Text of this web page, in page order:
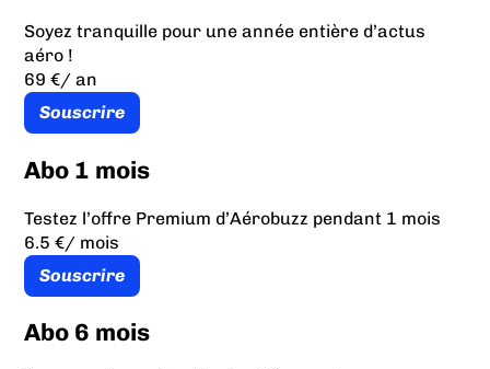
Soyez tranquille pour une année entière d’actus
aéro !
69 €/ an
Souscrire
Abo 1 mois
Testez l’offre Premium d’Aérobuzz pendant 1 mois
6.5 €/ mois
Souscrire
Abo 6 mois